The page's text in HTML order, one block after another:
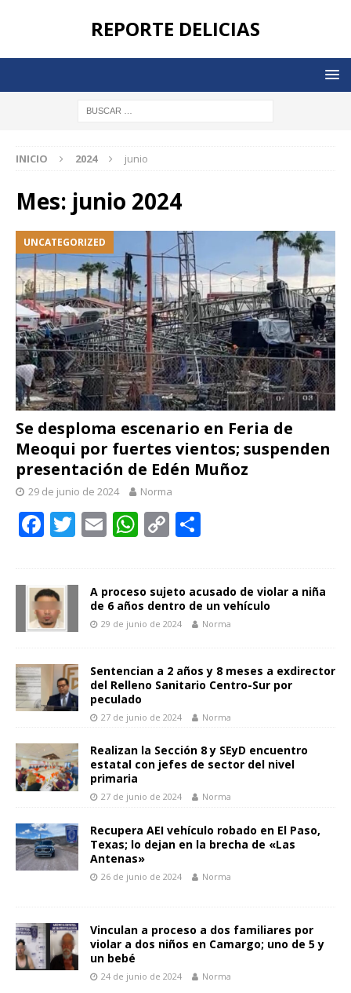
REPORTE DELICIAS
INICIO 2024 junio
Mes: junio 2024
UNCATEGORIZED
Se desploma escenario en Feria de
Meoqui por fuertes vientos; suspenden
presentación de Edén Muñoz
29 de junio de 2024 Norma
F
b
o
k
T
er
E
l
W
s
A
p
C
y
Li
k
p
ar
r
A proceso sujeto acusado de violar a niña
de 6 años dentro de un vehículo
29 de junio de 2024 Norma
Sentencian a 2 años y 8 meses a exdirector
del Relleno Sanitario Centro-Sur por
peculado
27 de junio de 2024 Norma
Realizan la Sección 8 y SEyD encuentro
estatal con jefes de sector del nivel
primaria
27 de junio de 2024 Norma
Recupera AEI vehículo robado en El Paso,
Texas; lo dejan en la brecha de «Las
Antenas»
26 de junio de 2024 Norma
Vinculan a proceso a dos familiares por
violar a dos niños en Camargo; uno de 5 y
un bebé
24 de junio de 2024 Norma